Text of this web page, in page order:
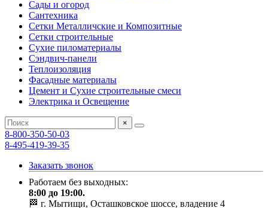
Сады и огород
Сантехника
Сетки Металличские и Композитные
Сетки строительные
Сухие пиломатериалы
Сэндвич-панели
Теплоизоляция
Фасадные материалы
Цемент и Сухие строительные смеси
Электрика и Освещение
×
8-800-350-50-03
8-495-419-39-35
Заказать звонок
Работаем без выходных:
8:00 до 19:00.
🏁 г. Мытищи, Осташковское шоссе, владение 4